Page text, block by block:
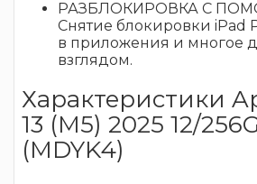
РАЗБЛОКИРОВКА С
Снятие блокировки iPad
в приложения и многое
взглядом.
Характеристики
13 (M5) 2025 12/
(MDYK4)